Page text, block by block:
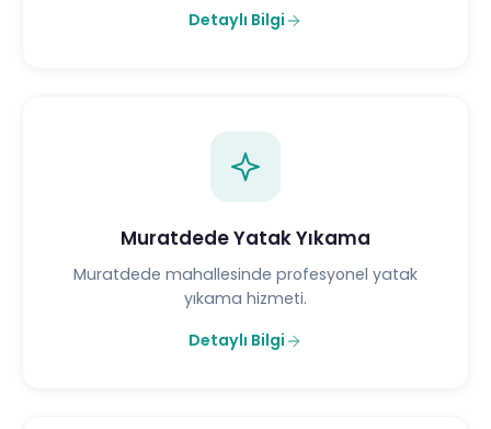
Detaylı Bilgi
Muratdede Yatak Yıkama
Muratdede mahallesinde profesyonel yatak
yıkama hizmeti.
Detaylı Bilgi